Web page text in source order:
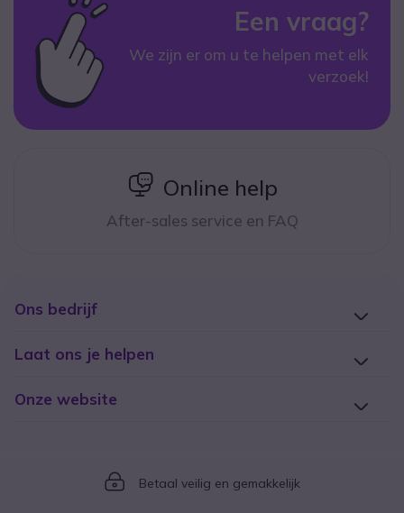
Een vraag?
We zijn er om u te helpen met elk
verzoek!
icon
Online help
After-sales service en FAQ
Ons bedrijf
Laat ons je helpen
Onze website
Icon
Betaal veilig en gemakkelijk